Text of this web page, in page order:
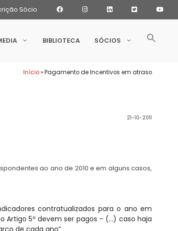
Sócio
BIBLIOTECA SÓCIOS
Início»Pagamento de Incentivos em atraso
21-10-2011
ao ano de 2010 e em alguns casos,
contratualizados para o ano em
Artigo 5º devem ser pagos – (…) caso haja
de cada ano”.